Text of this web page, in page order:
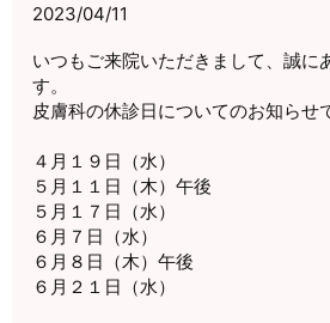
2023/04/11
いつもご来院いただきまして、誠に
す。
皮膚科の休診日についてのお知らせ
４月１９日（水）
５月１１日（木）午後
５月１７日（水）
６月７日（水）
６月８日（木）午後
６月２１日（水）